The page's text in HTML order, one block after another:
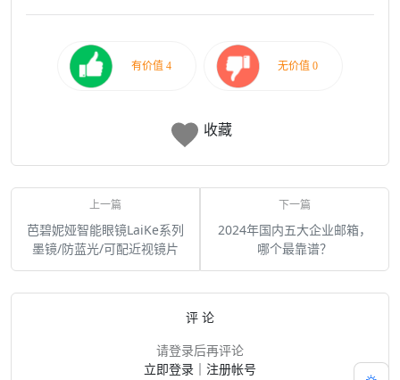
收藏
芭碧妮娅智能眼镜LaiKe系列
墨镜/防蓝光/可配近视镜片
2024年国内五大企业邮箱，
哪个最靠谱？
评 论
请登录后再评论
立即登录 ｜ 注册帐号